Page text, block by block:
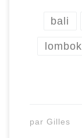
bali
lombok
par Gilles